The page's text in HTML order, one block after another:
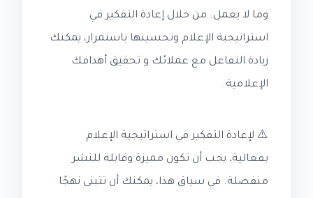
وما لا يعمل. من خلال إعادة التفكير في
استراتيجية الإعلام وتحسينها باستمرار، يمكنك
زيادة التفاعل مع عملائك و تحقيق أهدافك
الإعلامية.
⚠️ لإعادة التفكير في استراتيجية الإعلام
بفعالية، يجب أن تكون مميزة وقابلة للنشر
منفصلة. في سياق هذا، يمكنك أن تتبنى نهجًا